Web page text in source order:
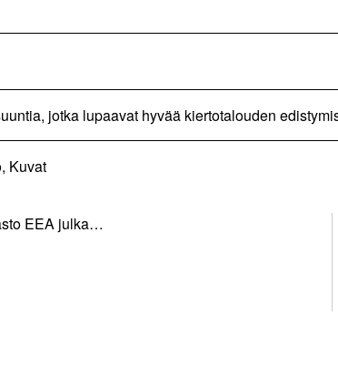
jotka lupaavat hyvää kiertotalouden
Kuvat
EEA julka…